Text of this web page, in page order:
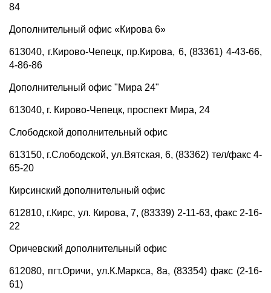
84
Дополнительный офис «Кирова 6»
613040, г.Кирово-Чепецк, пр.Кирова, 6, (83361) 4-43-66,
4-86-86
Дополнительный офис "Мира 24"
613040, г. Кирово-Чепецк, проспект Мира, 24
Слободской дополнительный офис
613150, г.Слободской, ул.Вятская, 6, (83362) тел/факс 4-
65-20
Кирсинский дополнительный офис
612810, г.Кирс, ул. Кирова, 7, (83339) 2-11-63, факс 2-16-
22
Оричевский дополнительный офис
612080, пгт.Оричи, ул.К.Маркса, 8а, (83354) факс (2-16-
61)